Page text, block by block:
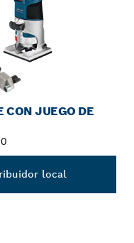
CON JUEGO DE
local